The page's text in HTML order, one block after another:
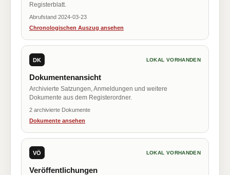
Registerblatt.
Abrufstand 2024-03-23
Chronologischen Auszug ansehen
DK LOKAL VORHANDEN
Dokumentenansicht
Archivierte Satzungen, Anmeldungen und weitere
Dokumente aus dem Registerordner.
2 archivierte Dokumente
Dokumente ansehen
VÖ LOKAL VORHANDEN
Veröffentlichungen